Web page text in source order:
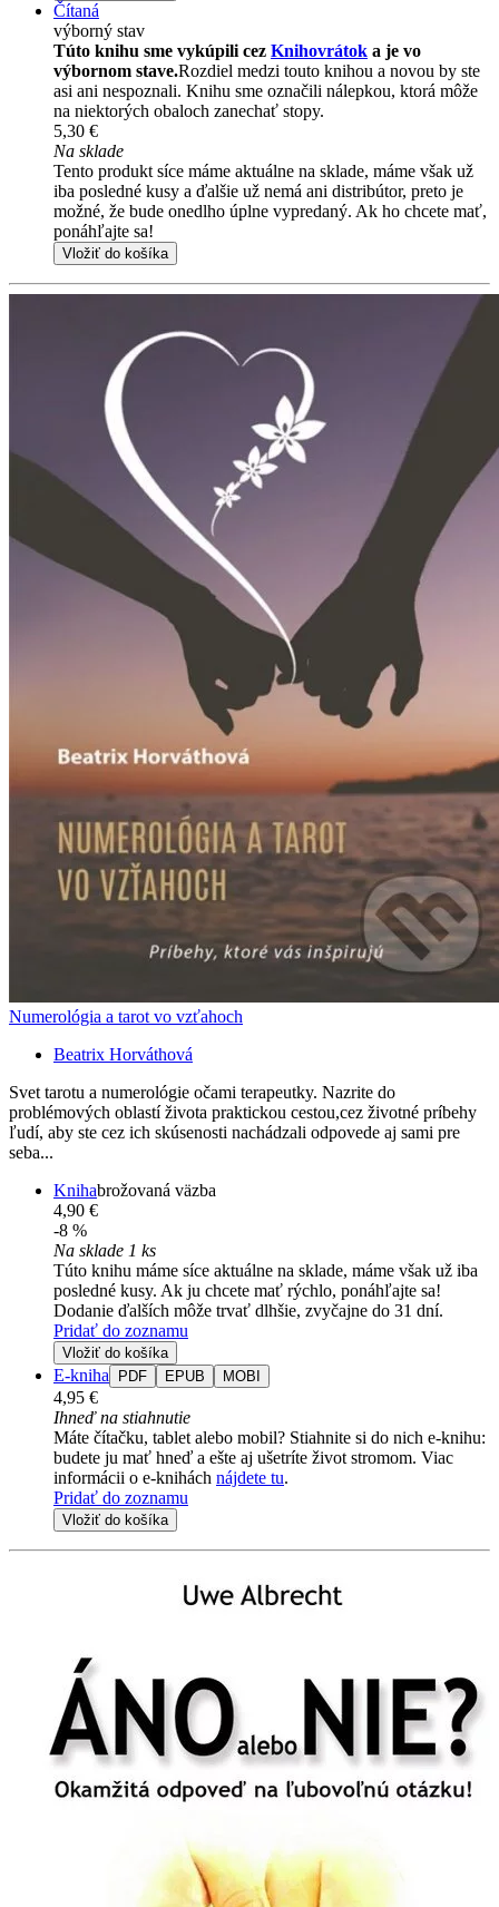
Čítaná
výborný stav
Túto knihu sme vykúpili cez Knihovrátok a je vo
výbornom stave.Rozdiel medzi touto knihou a novou by ste
asi ani nespoznali. Knihu sme označili nálepkou, ktorá môže
na niektorých obaloch zanechať stopy.
5,30 €
Na sklade
Tento produkt síce máme aktuálne na sklade, máme však už
iba posledné kusy a ďalšie už nemá ani distribútor, preto je
možné, že bude onedlho úplne vypredaný. Ak ho chcete mať,
ponáhľajte sa!
Vložiť do košíka
Numerológia a tarot vo vzťahoch
Beatrix Horváthová
Svet tarotu a numerológie očami terapeutky. Nazrite do
problémových oblastí života praktickou cestou,cez životné príbehy
ľudí, aby ste cez ich skúsenosti nachádzali odpovede aj sami pre
seba...
Knihabrožovaná väzba
4,90 €
-8 %
Na sklade 1 ks
Túto knihu máme síce aktuálne na sklade, máme však už iba
posledné kusy. Ak ju chcete mať rýchlo, ponáhľajte sa!
Dodanie ďalších môže trvať dlhšie, zvyčajne do 31 dní.
Pridať do zoznamu
Vložiť do košíka
E-kniha PDF EPUB MOBI
4,95 €
Ihneď na stiahnutie
Máte čítačku, tablet alebo mobil? Stiahnite si do nich e-knihu:
budete ju mať hneď a ešte aj ušetríte život stromom. Viac
informácii o e-knihách nájdete tu.
Pridať do zoznamu
Vložiť do košíka